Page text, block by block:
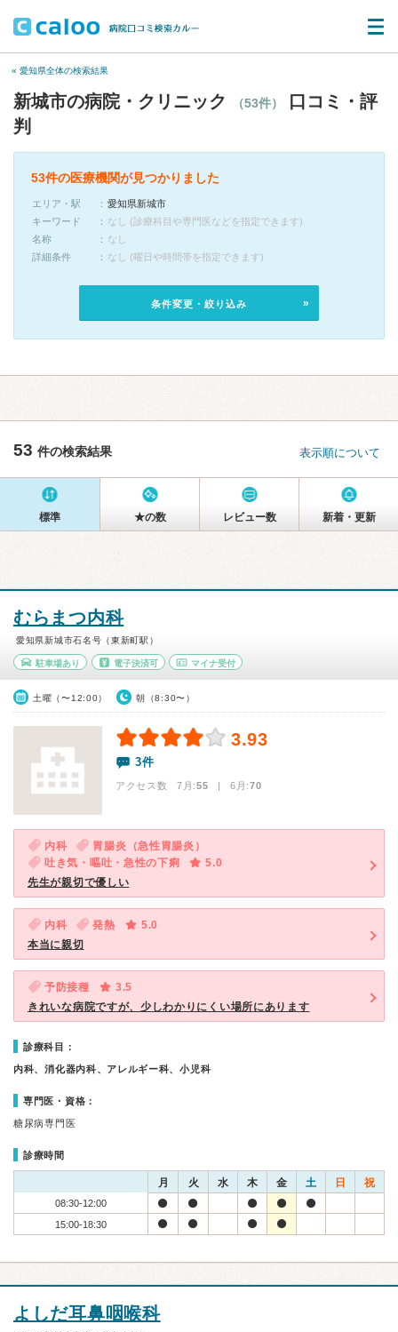
« 愛知県全体の検索結果
新城市の病院・クリニック （53件）
口コミ・評
判
53件の医療機関が見つかりました
エリア・駅
愛知県新城市
キーワード
なし (診療科目や専門医などを指定できます)
名称
なし
詳細条件
なし (曜日や時間帯を指定できます)
条件変更・絞り込み
53 件の検索結果 表示順について
標準 ★の数 レビュー数 新着・更新
むらまつ内科
愛知県新城市石名号（東新町駅）
駐車場あり 電子決済可 マイナ受付
土曜（〜12:00） 朝（8:30〜）
3.93
3件
アクセス数 7月:55 | 6月:70
内科
胃腸炎（急性胃腸炎）
吐き気・嘔吐・急性の下痢
5.0
先生が親切で優しい
内科 発熱
5.0
本当に親切
予防接種
3.5
きれいな病院ですが、少しわかりにくい場所にあります
診療科目：
内科、消化器内科、アレルギー科、小児科
専門医・資格：
糖尿病専門医
診療時間
月 火 水 木 金 土 日 祝
08:30-12:00
15:00-18:30
よしだ耳鼻咽喉科